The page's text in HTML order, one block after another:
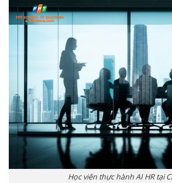
Học viên thực hành AI HR tại